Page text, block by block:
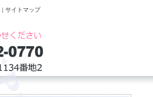
| サイトマップ